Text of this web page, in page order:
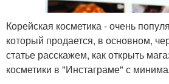
Корейская косметика - очень
который продается, в основном,
статье расскажем, как открыть
косметики в "Инстаграме" с